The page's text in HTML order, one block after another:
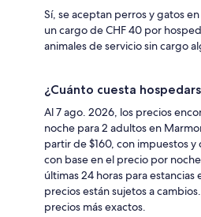
Sí, se aceptan perros y gatos
un cargo de CHF 40 por
animales de servicio sin cargo
¿Cuánto cuesta
Al 7 ago. 2026, los precios
noche para 2 adultos en
partir de $160, con impuestos
con base en el precio por
últimas 24 horas para estancias
precios están sujetos a cambios.
precios más exactos.